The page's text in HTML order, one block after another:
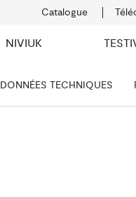
Catalogue
NIVIUK
DONNÉES TECHNIQUES